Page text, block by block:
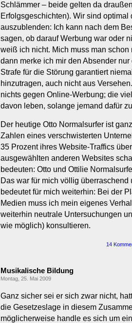
Schlämmer – beide gelten da
Erfolgsgeschichten). Wir sind
auszublenden: Ich kann nach dem
sagen, ob darauf Werbung war oder
weiß ich nicht. Mich muss man
dann merke ich mir den Absender
Strafe für die Störung garantiert
hinzutragen, auch nicht aus
nichts gegen Online-Werbung; die
davon leben, solange jemand dafür
Der heutige Otto Normalsurfer ist
Zahlen eines verschwisterten
35 Prozent ihres Website-Traffics
ausgewählten anderen Websites
bedeuten: Otto und Ottilie
Das war für mich völlig
bedeutet für mich weiterhin: Bei der
Medien muss ich mein eigenes
weiterhin neutrale Untersuchungen
wie möglich) konsultieren.
14
Musikalische Bildung
Montag, 25. Mai 2009
Ganz sicher sei er sich zwar nicht,
die Gesetzeslage in diesem
möglicherweise handle es sich um